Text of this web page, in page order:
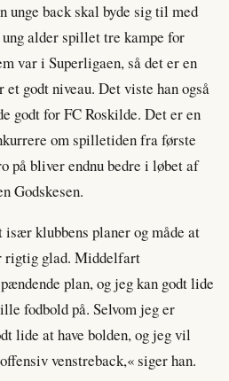
unge back skal byde sig til med
alder spillet tre kampe for
var i Superligaen, så det er en
godt niveau. Det viste han også
godt for FC Roskilde. Det er en
om spilletiden fra første
på bliver endnu bedre i løbet af
Godskesen.
især klubbens planer og måde at
rigtig glad. Middelfart
plan, og jeg kan godt lide
fodbold på. Selvom jeg er
lide at have bolden, og jeg vil
venstreback,« siger han.